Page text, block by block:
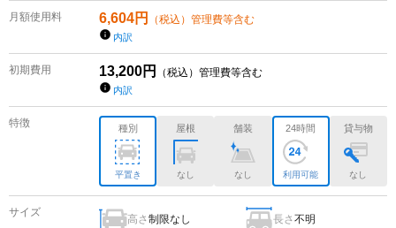
月額使用料 6,604円 （税込）管理費等含む
内訳
初期費用 13,200円 （税込）管理費等含む
内訳
特徴 種別
平置き
屋根
なし
舗装
なし
24時間
利用可能
貸与物
なし
サイズ
高さ制限なし 長さ不明